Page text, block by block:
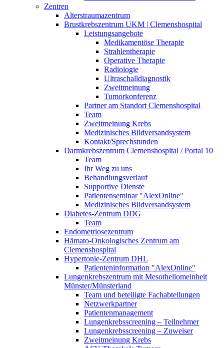
Zentren
Alterstraumazentrum
Brustkrebszentrum UKM | Clemenshospital
Leistungsangebote
Medikamentöse Therapie
Strahlentherapie
Operative Therapie
Radiologie
Ultraschalldiagnostik
Zweitmeinung
Tumorkonferenz
Partner am Standort Clemenshospital
Team
Zweitmeinung Krebs
Medizinisches Bildversandsystem
Kontakt/Sprechstunden
Darmkrebszentrum Clemenshospital / Portal 10
Team
Ihr Weg zu uns
Behandlungsverlauf
Supportive Dienste
Patientenseminar "AlexOnline"
Medizinisches Bildversandsystem
Diabetes-Zentrum DDG
Team
Endometriosezentrum
Hämato-Onkologisches Zentrum am
Clemenshospital
Hypertonie-Zentrum DHL
Patienteninformation "AlexOnline"
Lungenkrebszentrum mit Mesotheliomeinheit
Münster/Münsterland
Team und beteiligte Fachabteilungen
Netzwerkpartner
Patientenmanagement
Lungenkrebsscreening – Teilnehmer
Lungenkrebsscreening – Zuweiser
Zweitmeinung Krebs